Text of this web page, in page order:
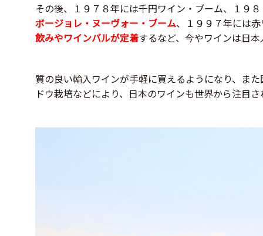
その後、１９７８年には千円ワイン・ブーム、１９
ボージョレ・ヌーヴォー・ブーム、１９９７年には
飲みやワインバルが定着するなど、今やワインは日
質の良い輸入ワインが手軽に買えるようになり、ま
ドウ栽培などにより、日本のワインも世界から注目